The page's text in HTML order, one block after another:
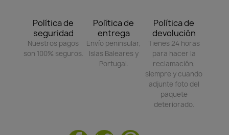
Política de
seguridad
Nuestros pagos
son 100% seguros.
Política de
entrega
Envío peninsular,
Islas Baleares y
Portugal.
Política de
devolución
Tienes 24 horas
para hacer la
reclamación,
siempre y cuando
adjunte foto del
paquete
deteriorado.